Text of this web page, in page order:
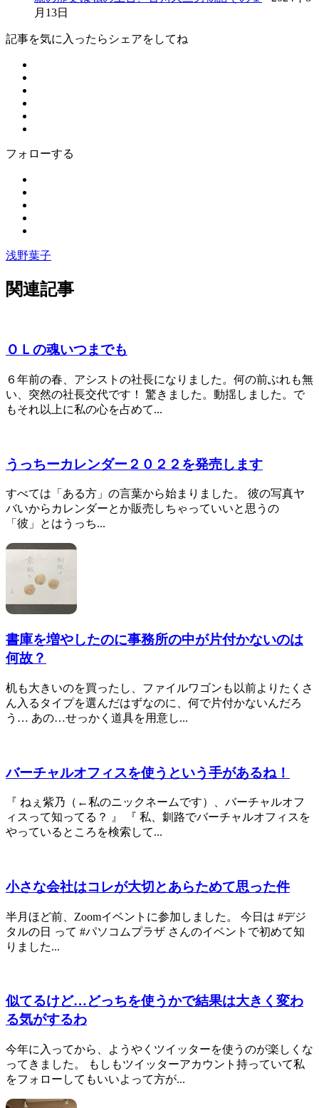
月13日
記事を気に入ったらシェアをしてね
フォローする
浅野葉子
関連記事
ＯＬの魂いつまでも
６年前の春、アシストの社長になりました。何の前ぶれも無
い、突然の社長交代です！ 驚きました。動揺しました。で
もそれ以上に私の心を占めて...
うっちーカレンダー２０２２を発売します
すべては「ある方」の言葉から始まりました。 彼の写真ヤ
バいからカレンダーとか販売しちゃっていいと思うの
「彼」とはうっち...
書庫を増やしたのに事務所の中が片付かないのは
何故？
机も大きいのを買ったし、ファイルワゴンも以前よりたくさ
ん入るタイプを選んだはずなのに、何で片付かないんだろ
う… あの…せっかく道具を用意し...
バーチャルオフィスを使うという手があるね！
『 ねぇ紫乃（←私のニックネームです）、バーチャルオフ
ィスって知ってる？ 』 『 私、釧路でバーチャルオフィスを
やっているところを検索して...
小さな会社はコレが大切とあらためて思った件
半月ほど前、Zoomイベントに参加しました。 今日は #デジ
タルの日 って #パソコムプラザ さんのイベントで初めて知
りました...
似てるけど…どっちを使うかで結果は大きく変わ
る気がするわ
今年に入ってから、ようやくツイッターを使うのが楽しくな
ってきました。 もしもツイッターアカウント持っていて私
をフォローしてもいいよって方が...